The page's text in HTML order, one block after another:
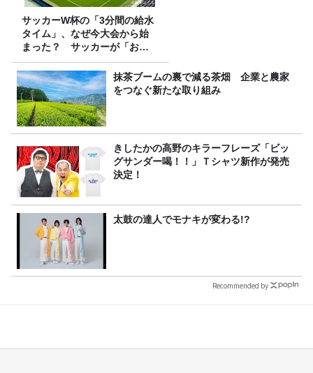
サッカーW杯の「3分間の給水
タイム」、なぜ今大会から始
まった？ サッカーが「お
金」に変わる仕組み
抹茶ブームの裏で減る茶畑 企業と農家
をつなぐ新たな取り組み
きしたかの高野のキラーフレーズ「ビッ
グサンダー喝！！」Ｔシャツ新作が発売
決定！
太鼓の達人でモナキが変わる!?
Recommended by